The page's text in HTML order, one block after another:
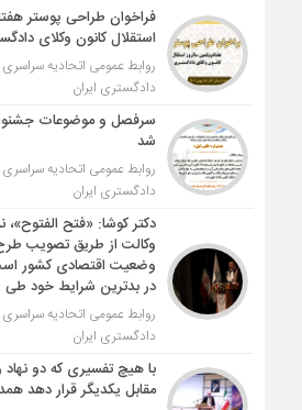
فراخوان طراحی پوستر
استقلال کانون وکلای
روابط عمومی اتحادیه
دادگستری ایران
سرفصل و موضوعات
شد
روابط عمومی اتحادیه
دادگستری ایران
دکتر کوشا: «فتح الفتوح»،
وکالت از طریق تصویب
وضعیت اقتصادی کشور
در بدترین شرایط خود طی ۱۰۰ سال اخیر قرار دارد
روابط عمومی اتحادیه
دادگستری ایران
با هیچ تفسیری که دو
مقابل یکدیگر قرار دهد